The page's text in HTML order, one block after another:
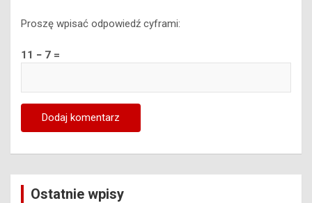
Proszę wpisać odpowiedź cyframi:
11 − 7 =
Ostatnie wpisy